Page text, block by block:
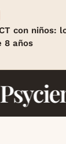
con niños:
8 años